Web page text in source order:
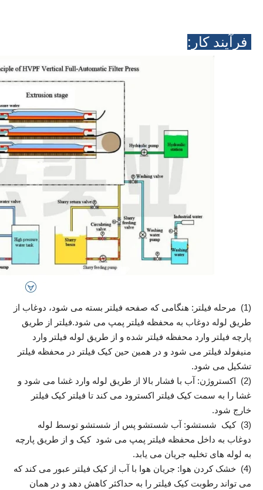
فرآیند کار:
(1) مرحله فیلتر: هنگامی که صفحه فیلتر بسته می شود، دوغاب از
طریق لوله دوغاب به محفظه فیلتر پمپ می شود.فیلتر از طریق
پارچه فیلتر وارد محفظه فیلتر شده و از طریق لوله فیلتر وارد
منیفولد فیلتر می شود و در همین حین کیک فیلتر در محفظه فیلتر
تشکیل می شود.
(2) اکستروژن: آب با فشار بالا از طریق لوله وارد غشا می شود و
غشا را به سمت کیک فیلتر اکسترود می کند تا فیلتر کیک فیلتر
خارج شود.
(3) کیک شستشو: آب شستشو پس از شستشو توسط لوله
دوغاب به داخل محفظه فیلتر پمپ می شود کیک و از طریق پارچه
به لوله های تخلیه جریان می یابد.
(4) خشک کردن هوا: جریان هوا با آب از کیک فیلتر عبور می کند که
می تواند رطوبت کیک فیلتر را به حداکثر کاهش دهد و در همان